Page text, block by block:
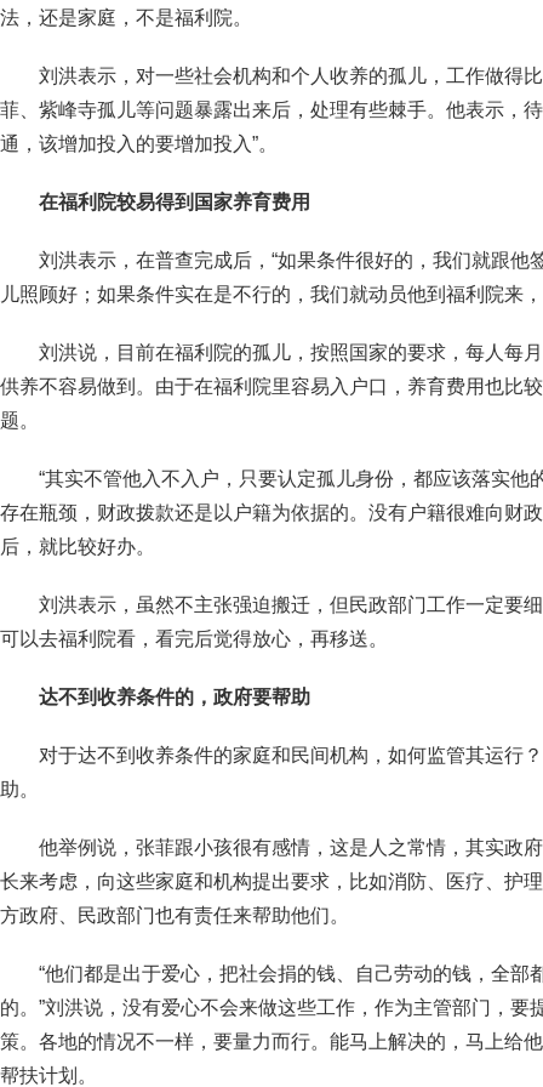
法，还是家庭，不是福利院。
刘洪表示，对一些社会机构和个人收养的孤儿，工作做得
菲、紫峰寺孤儿等问题暴露出来后，处理有些棘手。他表示，
通，该增加投入的要增加投入”。
在福利院较易得到国家养育费用
刘洪表示，在普查完成后，“如果条件很好的，我们就跟他
儿照顾好；如果条件实在是不行的，我们就动员他到福利院来
刘洪说，目前在福利院的孤儿，按照国家的要求，每人每
供养不容易做到。由于在福利院里容易入户口，养育费用也比
题。
“其实不管他入不入户，只要认定孤儿身份，都应该落实他
存在瓶颈，财政拨款还是以户籍为依据的。没有户籍很难向财
后，就比较好办。
刘洪表示，虽然不主张强迫搬迁，但民政部门工作一定要
可以去福利院看，看完后觉得放心，再移送。
达不到收养条件的，政府要帮助
对于达不到收养条件的家庭和民间机构，如何监管其运行
助。
他举例说，张菲跟小孩很有感情，这是人之常情，其实政
长来考虑，向这些家庭和机构提出要求，比如消防、医疗、护
方政府、民政部门也有责任来帮助他们。
“他们都是出于爱心，把社会捐的钱、自己劳动的钱，全部
的。”刘洪说，没有爱心不会来做这些工作，作为主管部门，要
策。各地的情况不一样，要量力而行。能马上解决的，马上给
帮扶计划。